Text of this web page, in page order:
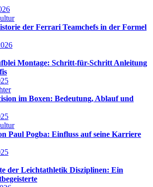
der Ferrari Teamchefs in der Formel
Montage: Schritt-für-Schritt Anleitung
im Boxen: Bedeutung, Ablauf und
Paul Pogba: Einfluss auf seine Karriere
der Leichtathletik Disziplinen: Ein